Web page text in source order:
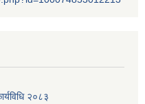
२०८३